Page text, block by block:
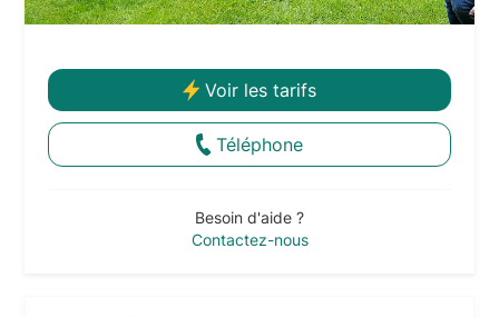
Voir les tarifs
Téléphone
Besoin d'aide ?
Contactez-nous